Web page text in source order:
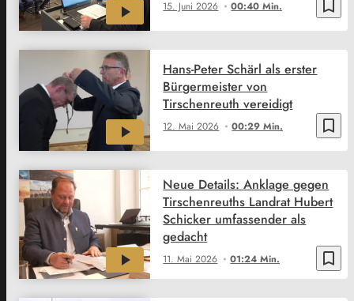
bookmark_border
15. Juni 2026 00:40 Min.
bookmark_border
12. Mai 2026 00:29 Min.
Hans-Peter Schärl als erster
Bürgermeister von
Tirschenreuth vereidigt
bookmark_border
11. Mai 2026 01:24 Min.
Neue Details: Anklage gegen
Tirschenreuths Landrat Hubert
Schicker umfassender als
gedacht